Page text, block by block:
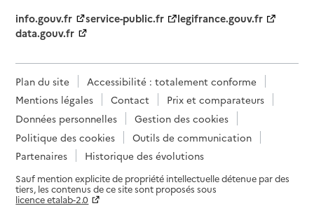
info.gouv.fr
service-public.fr
legifrance.gouv.fr
data.gouv.fr
Plan du site
Accessibilité : totalement conforme
Mentions légales
Contact
Prix et comparateurs
Données personnelles
Gestion des cookies
Politique des cookies
Outils de communication
Partenaires
Historique des évolutions
Sauf mention explicite de propriété intellectuelle détenue par des
tiers, les contenus de ce site sont proposés sous
licence etalab-2.0